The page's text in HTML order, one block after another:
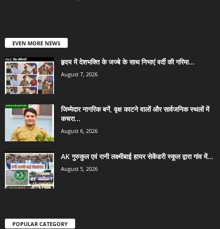
EVEN MORE NEWS
हृदय में देशभक्ति के जज्बे के साथ निभाएं वर्दी की गरिमा...
August 7, 2026
जिम्मेदार नागरिक बनें, वृक्ष काटने वालों और सार्वजनिक स्थलों में
कचरा...
August 6, 2026
AK गुरुकुल एवं रानी लक्ष्मीबाई हायर सेकेंडरी स्कूल द्वारा गांव में...
August 5, 2026
POPULAR CATEGORY